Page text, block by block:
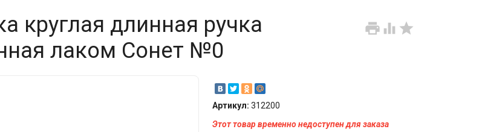
  
круглая длинная ручка
лаком Сонет №0
Артикул: 312200
Этот товар временно недоступен для заказа